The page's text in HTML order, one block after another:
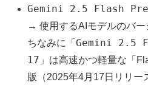
Gemini 2.5 Flash
→ 使用するAIモデルのバー
ちなみに「Gemini 2.5
17 」は高速かつ軽量な「
版（2025年4月17日リリー